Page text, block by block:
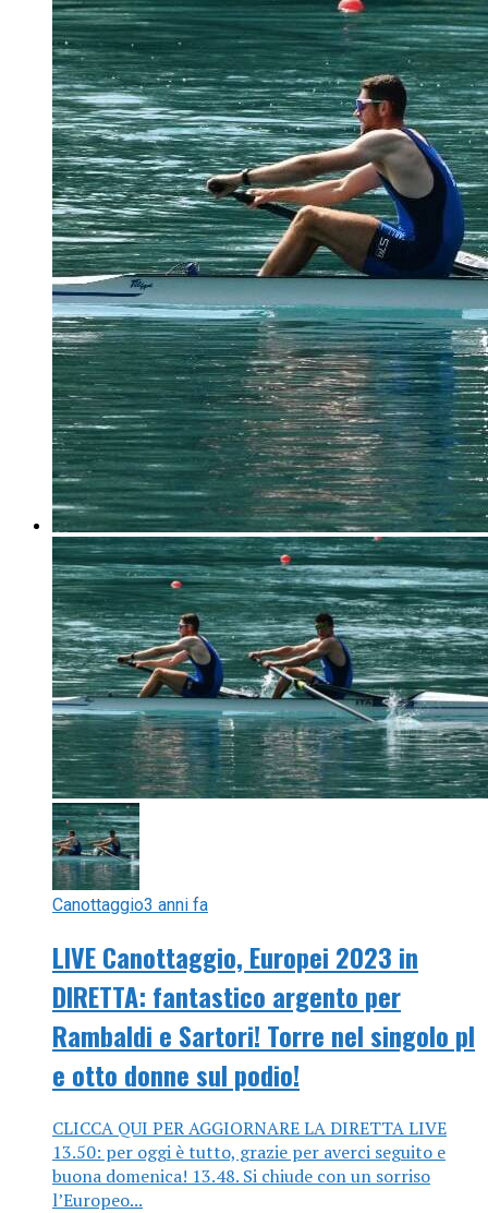
Canottaggio3 anni fa
LIVE Canottaggio, Europei 2023 in
DIRETTA: fantastico argento per
Rambaldi e Sartori! Torre nel singolo pl
e otto donne sul podio!
CLICCA QUI PER AGGIORNARE LA DIRETTA LIVE
13.50: per oggi è tutto, grazie per averci seguito e
buona domenica! 13.48. Si chiude con un sorriso
l’Europeo...